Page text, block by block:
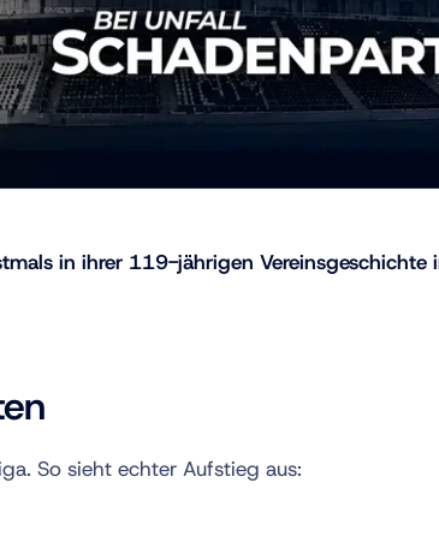
in ihrer 119-jährigen Vereinsgeschichte
So sieht echter Aufstieg aus: